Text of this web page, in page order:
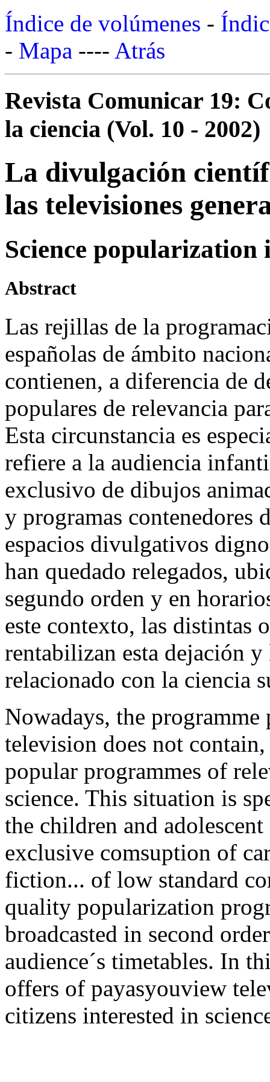
Índice de volúmenes -
- Mapa ---- Atrás
Revista Comunicar 19:
la ciencia (Vol. 10 - 2002)
La divulgación
las televisiones
Science
Abstract
Las rejillas de la
españolas de ámbito
contienen, a diferencia de
populares de relevancia
Esta circunstancia es
refiere a la audiencia
exclusivo de dibujos
y programas contenedores
espacios divulgativos
han quedado relegados,
segundo orden y en
este contexto, las distintas
rentabilizan esta dejación
relacionado con la ciencia
Nowadays, the
television does not
popular programmes of
science. This situation is
the children and
exclusive comsuption of
fiction... of low standard
quality popularization
broadcasted in second
audience´s timetables. In
offers of payasyouview
citizens interested in